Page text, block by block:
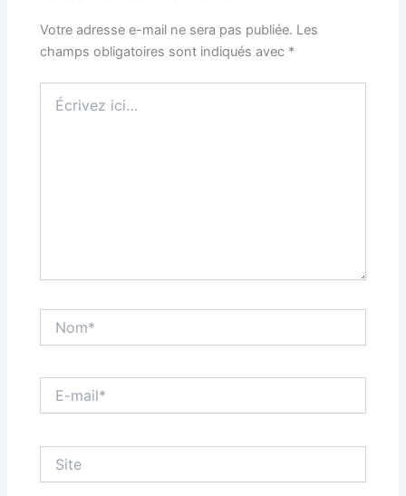
Votre adresse e-mail ne sera pas publiée. Les
champs obligatoires sont indiqués avec *
ici…
mail*